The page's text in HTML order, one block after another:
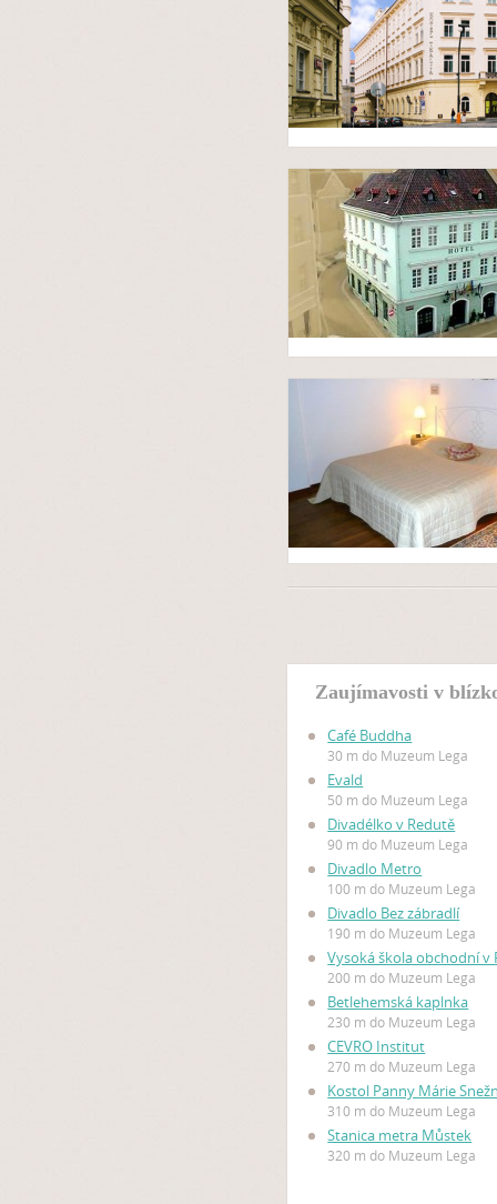
Zaujímavosti v
Café Buddha
30 m do Muzeum Lega
Evald
50 m do Muzeum Lega
Divadélko v Redutě
90 m do Muzeum Lega
Divadlo Metro
100 m do Muzeum Lega
Divadlo Bez zábradlí
190 m do Muzeum Lega
Vysoká škola obchodní v
200 m do Muzeum Lega
Betlehemská kaplnka
230 m do Muzeum Lega
CEVRO Institut
270 m do Muzeum Lega
Kostol Panny Márie
310 m do Muzeum Lega
Stanica metra Můstek
320 m do Muzeum Lega